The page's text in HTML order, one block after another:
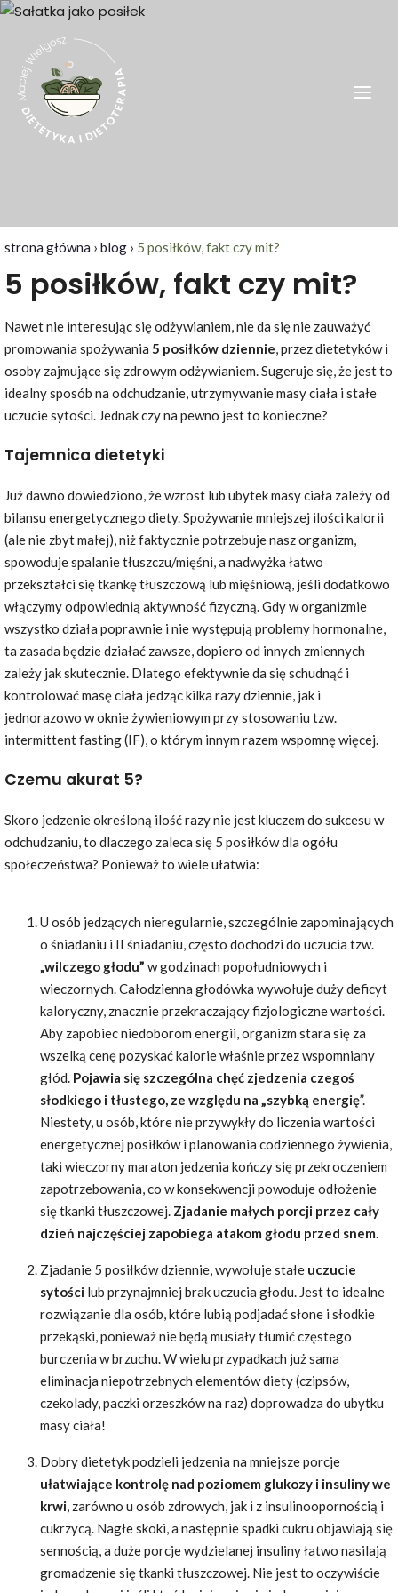
Skip
content
strona główna › blog › 5 posiłków, fakt czy mit?
5 posiłków, fakt czy mit?
Nawet nie interesując się odżywianiem, nie da się nie zauważyć
promowania spożywania 5 posiłków dziennie, przez dietetyków i
osoby zajmujące się zdrowym odżywianiem. Sugeruje się, że jest to
idealny sposób na odchudzanie, utrzymywanie masy ciała i stałe
uczucie sytości. Jednak czy na pewno jest to konieczne?
Tajemnica dietetyki
Już dawno dowiedziono, że wzrost lub ubytek masy ciała zależy od
bilansu energetycznego diety. Spożywanie mniejszej ilości kalorii
(ale nie zbyt małej), niż faktycznie potrzebuje nasz organizm,
spowoduje spalanie tłuszczu/mięśni, a nadwyżka łatwo
przekształci się tkankę tłuszczową lub mięśniową, jeśli dodatkowo
włączymy odpowiednią aktywność fizyczną. Gdy w organizmie
wszystko działa poprawnie i nie występują problemy hormonalne,
ta zasada będzie działać zawsze, dopiero od innych zmiennych
zależy jak skutecznie. Dlatego efektywnie da się schudnąć i
kontrolować masę ciała jedząc kilka razy dziennie, jak i
jednorazowo w oknie żywieniowym przy stosowaniu tzw.
intermittent fasting (IF), o którym innym razem wspomnę więcej.
Czemu akurat 5?
Skoro jedzenie określoną ilość razy nie jest kluczem do sukcesu w
odchudzaniu, to dlaczego zaleca się 5 posiłków dla ogółu
społeczeństwa? Ponieważ to wiele ułatwia:
U osób jedzących nieregularnie, szczególnie zapominających
o śniadaniu i II śniadaniu, często dochodzi do uczucia tzw.
„wilczego głodu” w godzinach popołudniowych i
wieczornych. Całodzienna głodówka wywołuje duży deficyt
kaloryczny, znacznie przekraczający fizjologiczne wartości.
Aby zapobiec niedoborom energii, organizm stara się za
wszelką cenę pozyskać kalorie właśnie przez wspomniany
głód. Pojawia się szczególna chęć zjedzenia czegoś
słodkiego i tłustego, ze względu na „szybką energię”.
Niestety, u osób, które nie przywykły do liczenia wartości
energetycznej posiłków i planowania codziennego żywienia,
taki wieczorny maraton jedzenia kończy się przekroczeniem
zapotrzebowania, co w konsekwencji powoduje odłożenie
się tkanki tłuszczowej. Zjadanie małych porcji przez cały
dzień najczęściej zapobiega atakom głodu przed snem.
Zjadanie 5 posiłków dziennie, wywołuje stałe uczucie
sytości lub przynajmniej brak uczucia głodu. Jest to idealne
rozwiązanie dla osób, które lubią podjadać słone i słodkie
przekąski, ponieważ nie będą musiały tłumić częstego
burczenia w brzuchu. W wielu przypadkach już sama
eliminacja niepotrzebnych elementów diety (czipsów,
czekolady, paczki orzeszków na raz) doprowadza do ubytku
masy ciała!
Dobry dietetyk podzieli jedzenia na mniejsze porcje
ułatwiające kontrolę nad poziomem glukozy i insuliny we
krwi, zarówno u osób zdrowych, jak i z insulinoopornością i
cukrzycą. Nagłe skoki, a następnie spadki cukru objawiają się
sennością, a duże porcje wydzielanej insuliny łatwo nasilają
gromadzenie się tkanki tłuszczowej. Nie jest to oczywiście